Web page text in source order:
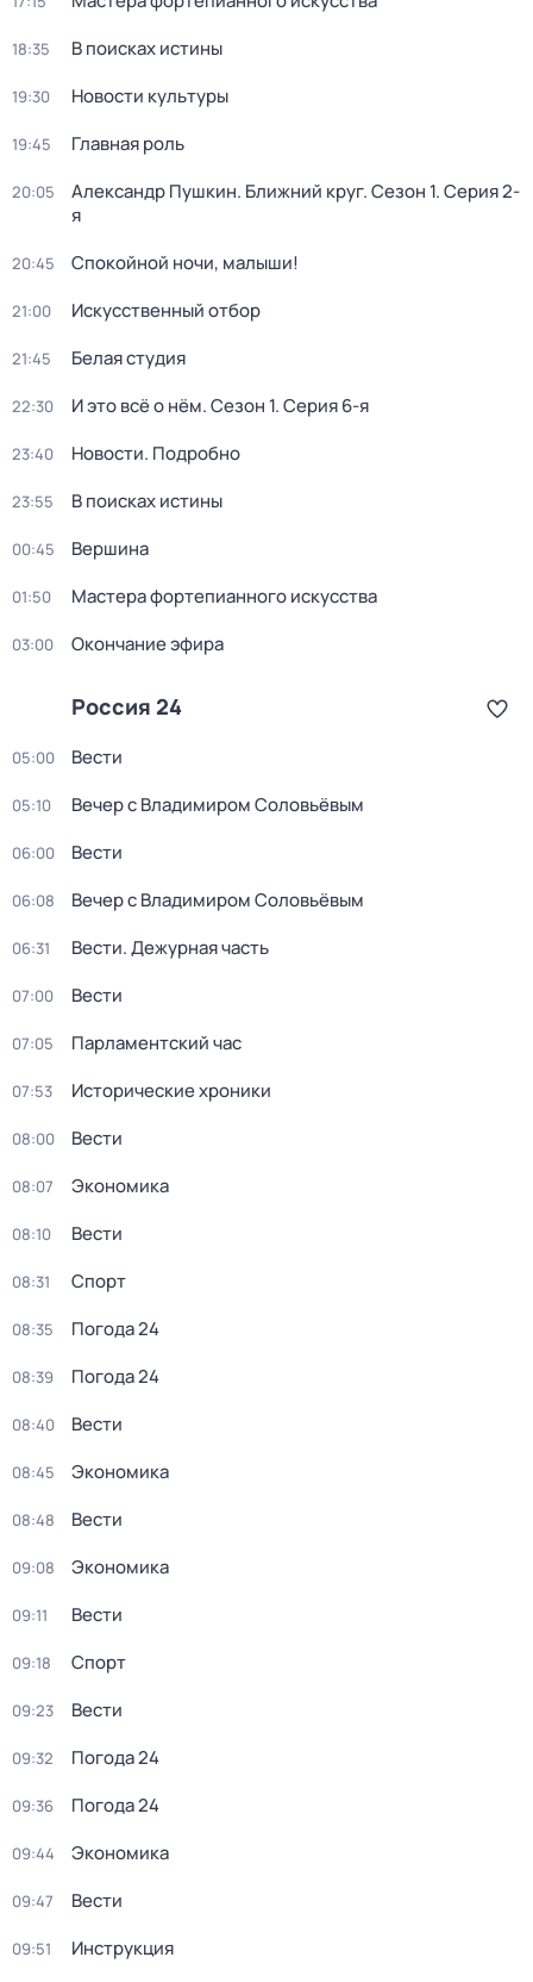
18:35 В поисках истины
19:30 Новости культуры
19:45 Главная роль
20:05 Александр Пушкин. Ближний круг. Сезон 1. Серия 2-
я
20:45 Спокойной ночи, малыши!
21:00 Искусственный отбор
21:45 Белая студия
22:30 И это всё о нём. Сезон 1. Серия 6-я
23:40 Новости. Подробно
23:55 В поисках истины
00:45 Вершина
01:50 Мастера фортепианного искусства
03:00 Окончание эфира
Россия 24
05:00 Вести
05:10 Вечер с Владимиром Соловьёвым
06:00 Вести
06:08 Вечер с Владимиром Соловьёвым
06:31 Вести. Дежурная часть
07:00 Вести
07:05 Парламентский час
07:53 Исторические хроники
08:00 Вести
08:07 Экономика
08:10 Вести
08:31 Спорт
08:35 Погода 24
08:39 Погода 24
08:40 Вести
08:45 Экономика
08:48 Вести
09:08 Экономика
09:11 Вести
09:18 Спорт
09:23 Вести
09:32 Погода 24
09:36 Погода 24
09:44 Экономика
09:47 Вести
09:51 Инструкция